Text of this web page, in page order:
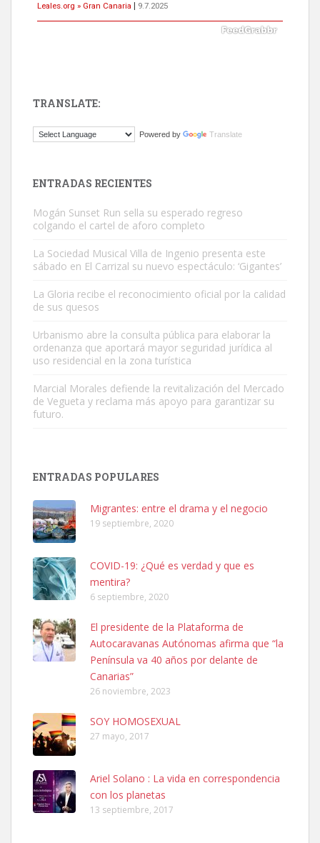
Leales.org » Gran Canaria
9.7.2025
El ayuntamiento se va a llevar a Los Gatos callejeros de la zona los
Este gato macho ha aparecido en la calle hace menos de un mes,
Leales.org » Gran Canaria | 9.7.2025
Leales.org » Gran Canaria
SHIBA PERDIDO AVDA JOSE MESA Y LOPEZ
PERRO MACHO RAZA SHIBA CON MICROCHIP PERDIDO HOY
06/07/2025 ZONA MESA Y LOPEZ. ES MUY ASUSTADIZO
Leales.org » Gran Canaria
6.7.2025
Ninfa perdida
El día 5 se los perdió una ninfa papillera, asustada tiene miedo a la
calle, se perdió por la zon...
TRANSLATE:
Powered by Translate
ENTRADAS RECIENTES
Mogán Sunset Run sella su esperado regreso
colgando el cartel de aforo completo
La Sociedad Musical Villa de Ingenio presenta este
sábado en El Carrizal su nuevo espectáculo: ‘Gigantes’
La Gloria recibe el reconocimiento oficial por la calidad
de sus quesos
Urbanismo abre la consulta pública para elaborar la
ordenanza que aportará mayor seguridad jurídica al
uso residencial en la zona turística
Marcial Morales defiende la revitalización del Mercado
de Vegueta y reclama más apoyo para garantizar su
futuro.
ENTRADAS POPULARES
Migrantes: entre el drama y el negocio
19 septiembre, 2020
COVID-19: ¿Qué es verdad y que es
mentira?
6 septiembre, 2020
El presidente de la Plataforma de
Autocaravanas Autónomas afirma que “la
Península va 40 años por delante de
Canarias”
26 noviembre, 2023
SOY HOMOSEXUAL
27 mayo, 2017
Ariel Solano : La vida en correspondencia
con los planetas
13 septiembre, 2017